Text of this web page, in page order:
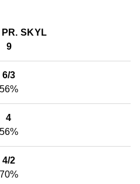
PR. SKYL
9
6/3
56%
4
56%
4/2
70%